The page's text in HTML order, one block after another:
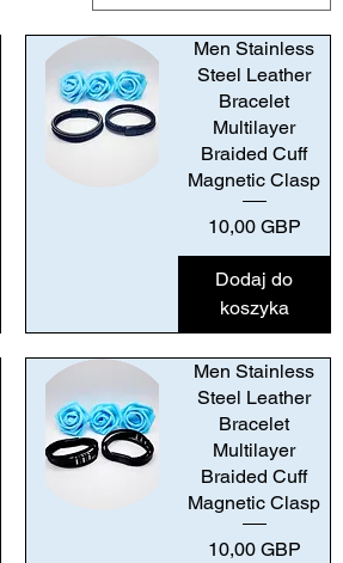
Men Stainless
Steel Leather
Bracelet
Multilayer
Braided Cuff
Magnetic Clasp
Cena
10,00 GBP
Dodaj do
koszyka
Men Stainless
Steel Leather
Bracelet
Multilayer
Braided Cuff
Magnetic Clasp
Cena
10,00 GBP